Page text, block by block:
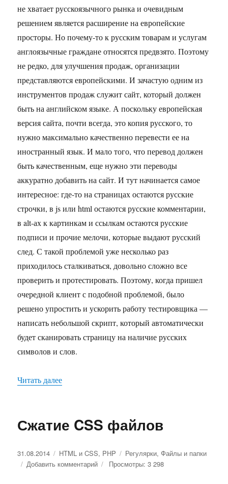
не хватает русскоязычного рынка и очевидным
решением является расширение на европейские
просторы. Но почему-то к русским товарам и услугам
англоязычные граждане относятся предвзято. Поэтому
не редко, для улучшения продаж, организации
представляются европейскими. И зачастую одним из
инструментов продаж служит сайт, который должен
быть на английском языке. А поскольку европейская
версия сайта, почти всегда, это копия русского, то
нужно максимально качественно перевести ее на
иностранный язык. И мало того, что перевод должен
быть качественным, еще нужно эти переводы
аккуратно добавить на сайт. И тут начинается самое
интересное: где-то на страницах остаются русские
строчки, в js или html остаются русские комментарии,
в alt-ах к картинкам и ссылкам остаются русские
подписи и прочие мелочи, которые выдают русский
след. С такой проблемой уже несколько раз
приходилось сталкиваться, довольно сложно все
проверить и протестировать. Поэтому, когда пришел
очередной клиент с подобной проблемой, было
решено упростить и ускорить работу тестировщика —
написать небольшой скрипт, который автоматически
будет сканировать страницу на наличие русских
символов и слов.
Читать далее
Сжатие CSS файлов
Опубликовано
31.08.2014 Рубрики
HTML и CSS, PHP Метки
Регулярки,Файлы и папки
Добавить комментарий
Просмотры: 3 298